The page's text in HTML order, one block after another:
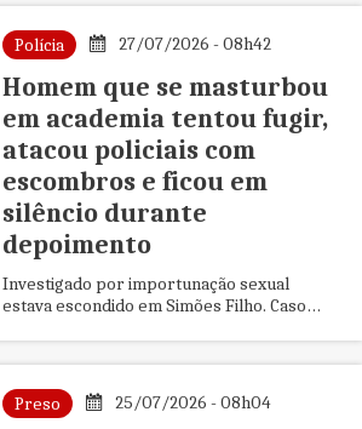
maioridade penal, sozinha, não resolve a
criminalidade.
Polícia 27/07/2026 - 08h42
Homem que se masturbou
em academia tentou fugir,
atacou policiais com
escombros e ficou em
silêncio durante
depoimento
Investigado por importunação sexual
estava escondido em Simões Filho. Caso
Preso 25/07/2026 - 08h04